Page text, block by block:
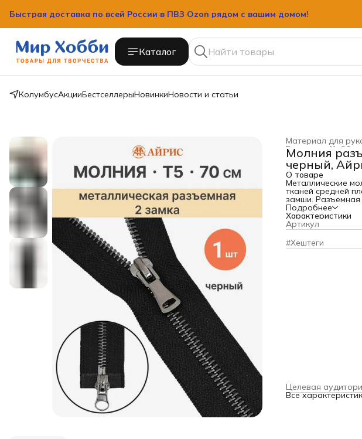
Каталог
КолумбусАкцииБестселлерыНовинкиНовости и статьи
Материал для
Хобби
Главная ›
Молния
черный,
О товаре
Металлические
тканей средней
замши.
оформления
плавного хода
вшиванием
несколько
при стирке и
переплетению
Металлические
подвержены
тесьмы.–
расстегивать
черный
Подробнее
Характеристики
Артикул
#Хештеги
Целевая
Все